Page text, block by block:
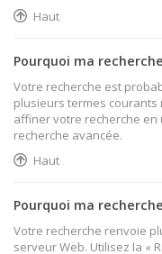
Haut
Pourquoi ma
Votre recherche est
plusieurs termes courants
affiner votre recherche
recherche avancée.
Haut
Pourquoi ma
Votre recherche renvoie
serveur Web. Utilisez la «